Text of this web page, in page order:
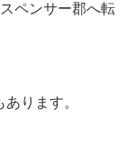
ペンサー郡へ転
ります。